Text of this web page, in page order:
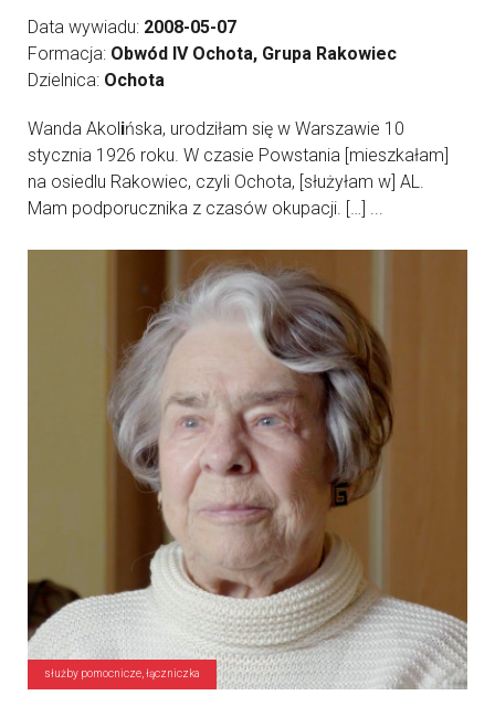
Data wywiadu: 2008-05-07
Formacja: Obwód IV Ochota, Grupa Rakowiec
Dzielnica: Ochota
Wanda Akol ińska, urodziłam się w Warszawie 10
stycznia 1926 roku. W czasie Powstania [mieszkałam]
na osiedlu Rakowiec, czyli Ochota, [służyłam w] AL.
Mam podporucznika z czasów okupacji. […] ...
służby pomocnicze, łączniczka